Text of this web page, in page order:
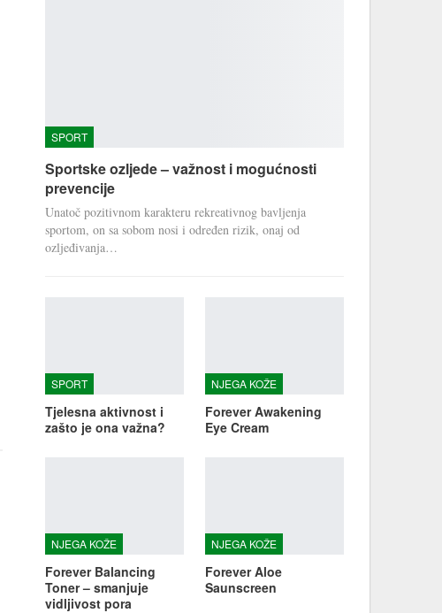
SPORT
Sportske ozljede – važnost i mogućnosti
prevencije
Unatoč pozitivnom karakteru rekreativnog bavljenja
sportom, on sa sobom nosi i određen rizik, onaj od
ozljeđivanja…
SPORT
Tjelesna aktivnost i
zašto je ona važna?
NJEGA KOŽE
Forever Awakening
Eye Cream
NJEGA KOŽE
Forever Balancing
Toner – smanjuje
vidljivost pora
NJEGA KOŽE
Forever Aloe
Saunscreen